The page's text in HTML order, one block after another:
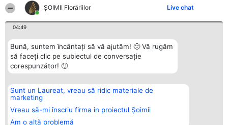
ȘOIMII Florăriilor Live chat
04:49
Bună, suntem încântați să vă ajutăm! 🙂 Vă rugăm
să faceți clic pe subiectul de conversație
corespunzător! 🙂
Sunt un Laureat, vreau să ridic materiale de
marketing
Vreau să-mi înscriu firma in proiectul Șoimii
Am o altă problemă
Organizator Ranking
BRIGHT SOLUTIONS BR SRL
Aleea Timisul De Sus 2 Bl. A30
Sc. A Et. 4 Ap. 13 Cod 061952
București
Plebiscyt
Lista Tuturor
Laureaților
Contact